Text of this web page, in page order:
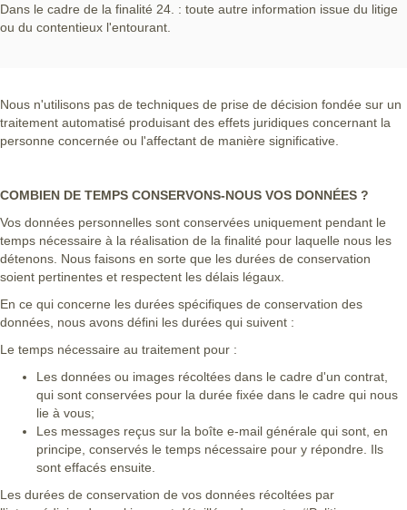
Dans le cadre de la finalité 24. : toute autre information issue du litige
ou du contentieux l'entourant.
Nous n'utilisons pas de techniques de prise de décision fondée sur un
traitement automatisé produisant des effets juridiques concernant la
personne concernée ou l'affectant de manière significative.
COMBIEN DE TEMPS CONSERVONS-NOUS VOS DONNÉES ?
Vos données personnelles sont conservées uniquement pendant le
temps nécessaire à la réalisation de la finalité pour laquelle nous les
détenons. Nous faisons en sorte que les durées de conservation
soient pertinentes et respectent les délais légaux.
En ce qui concerne les durées spécifiques de conservation des
données, nous avons défini les durées qui suivent :
Le temps nécessaire au traitement pour :
Les données ou images récoltées dans le cadre d'un contrat,
qui sont conservées pour la durée fixée dans le cadre qui nous
lie à vous;
Les messages reçus sur la boîte e-mail générale qui sont, en
principe, conservés le temps nécessaire pour y répondre. Ils
sont effacés ensuite.
Les durées de conservation de vos données récoltées par